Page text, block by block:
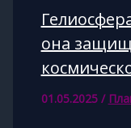
она
01.05.2025 /